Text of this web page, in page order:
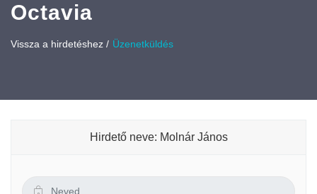
Octavia
Vissza a hirdetéshez / Üzenetküldés
Hirdető neve: Molnár János